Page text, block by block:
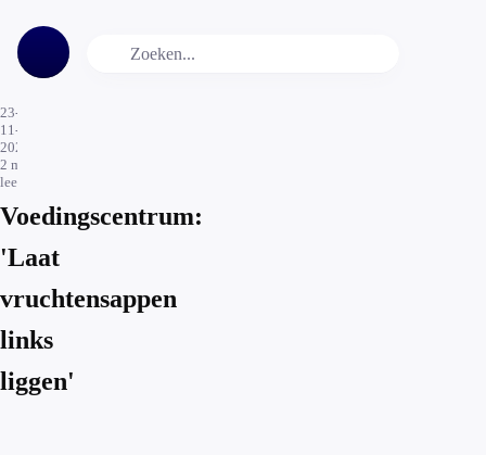
23-
11-
2020
2 min.
leestijd
Voedingscentrum:
'Laat
vruchtensappen
links
liggen'